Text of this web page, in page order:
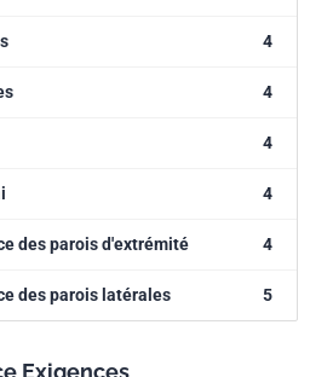
4
4
4
4
des parois d'extrémité 4
des parois latérales 5
Exigences